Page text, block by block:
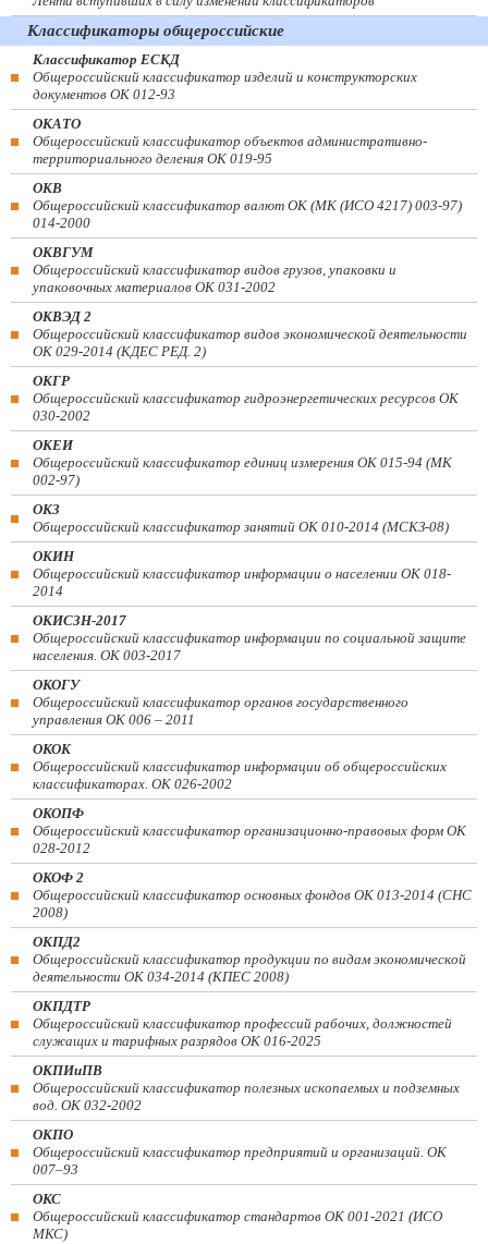
Классификаторы общероссийские
Классификатор ЕСКД
Общероссийский классификатор изделий и конструкторских
документов ОК 012-93
ОКАТО
Общероссийский классификатор объектов административно-
территориального деления ОК 019-95
ОКВ
Общероссийский классификатор валют ОК (МК (ИСО 4217) 003-97)
014-2000
ОКВГУМ
Общероссийский классификатор видов грузов, упаковки и
упаковочных материалов ОК 031-2002
ОКВЭД 2
Общероссийский классификатор видов экономической деятельности
ОК 029-2014 (КДЕС РЕД. 2)
ОКГР
Общероссийский классификатор гидроэнергетических ресурсов ОК
030-2002
ОКЕИ
Общероссийский классификатор единиц измерения ОК 015-94 (МК
002-97)
ОКЗ
Общероссийский классификатор занятий ОК 010-2014 (МСКЗ-08)
ОКИН
Общероссийский классификатор информации о населении ОК 018-
2014
ОКИСЗН-2017
Общероссийский классификатор информации по социальной защите
населения. ОК 003-2017
ОКОГУ
Общероссийский классификатор органов государственного
управления ОК 006 – 2011
ОКОК
Общероссийский классификатор информации об общероссийских
классификаторах. ОК 026-2002
ОКОПФ
Общероссийский классификатор организационно-правовых форм ОК
028-2012
ОКОФ 2
Общероссийский классификатор основных фондов ОК 013-2014 (СНС
2008)
ОКПД2
Общероссийский классификатор продукции по видам экономической
деятельности ОК 034-2014 (КПЕС 2008)
ОКПДТР
Общероссийский классификатор профессий рабочих, должностей
служащих и тарифных разрядов ОК 016-2025
ОКПИиПВ
Общероссийский классификатор полезных ископаемых и подземных
вод. ОК 032-2002
ОКПО
Общероссийский классификатор предприятий и организаций. ОК
007–93
ОКС
Общероссийский классификатор стандартов ОК 001-2021 (ИСО
МКС)